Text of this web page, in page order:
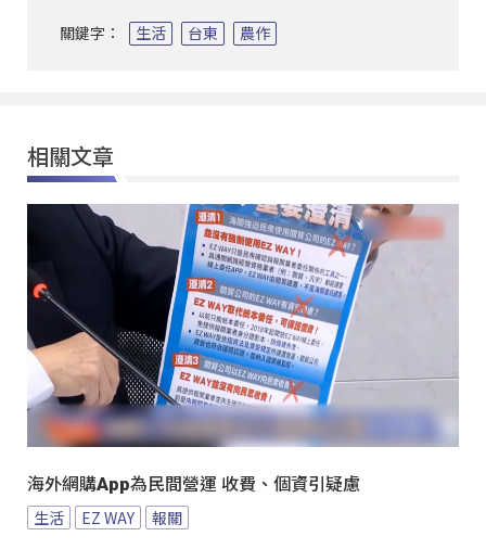
關鍵字： 生活 台東 農作
相關文章
海外網購App為民間營運 收費、個資引疑慮
生活 EZ WAY 報關